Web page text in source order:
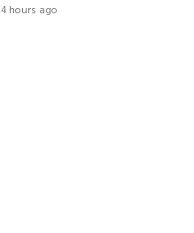
4 hours ago